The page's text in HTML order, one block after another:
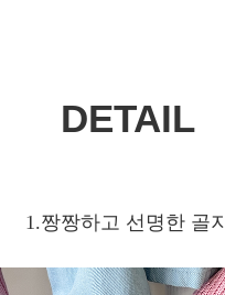
DETAIL
1.짱짱하고 선명한 골지